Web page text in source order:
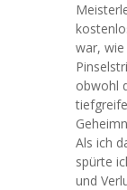
war,
obwohl
Als ich
spürte
und